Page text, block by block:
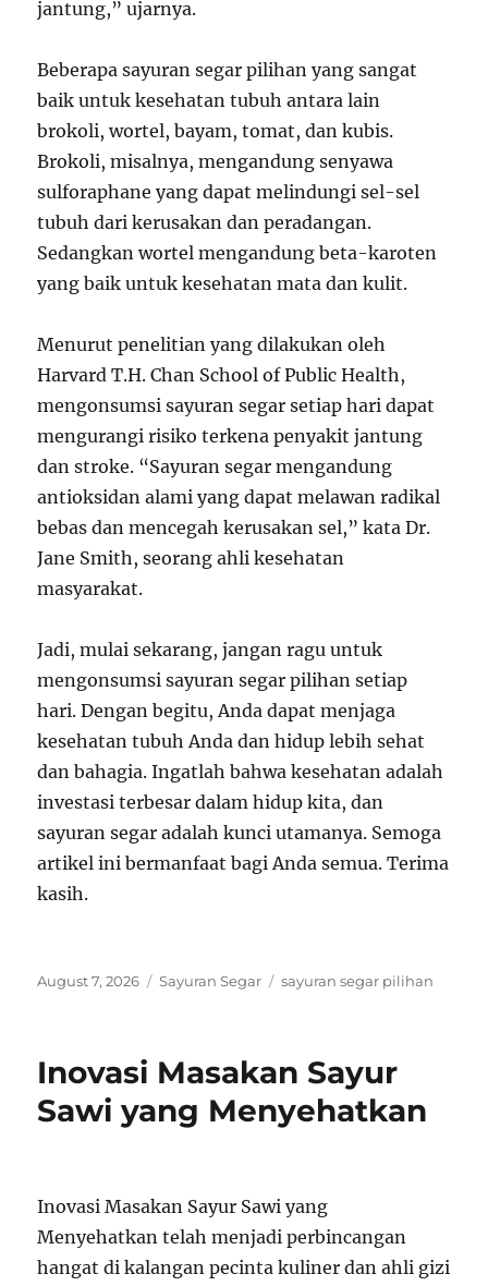
jantung,” ujarnya.
Beberapa sayuran segar pilihan yang sangat
baik untuk kesehatan tubuh antara lain
brokoli, wortel, bayam, tomat, dan kubis.
Brokoli, misalnya, mengandung senyawa
sulforaphane yang dapat melindungi sel-sel
tubuh dari kerusakan dan peradangan.
Sedangkan wortel mengandung beta-karoten
yang baik untuk kesehatan mata dan kulit.
Menurut penelitian yang dilakukan oleh
Harvard T.H. Chan School of Public Health,
mengonsumsi sayuran segar setiap hari dapat
mengurangi risiko terkena penyakit jantung
dan stroke. “Sayuran segar mengandung
antioksidan alami yang dapat melawan radikal
bebas dan mencegah kerusakan sel,” kata Dr.
Jane Smith, seorang ahli kesehatan
masyarakat.
Jadi, mulai sekarang, jangan ragu untuk
mengonsumsi sayuran segar pilihan setiap
hari. Dengan begitu, Anda dapat menjaga
kesehatan tubuh Anda dan hidup lebih sehat
dan bahagia. Ingatlah bahwa kesehatan adalah
investasi terbesar dalam hidup kita, dan
sayuran segar adalah kunci utamanya. Semoga
artikel ini bermanfaat bagi Anda semua. Terima
kasih.
Posted
August 7, 2026 Categories
Sayuran Segar Tags
sayuran segar pilihan
Inovasi Masakan Sayur
Sawi yang Menyehatkan
Inovasi Masakan Sayur Sawi yang
Menyehatkan telah menjadi perbincangan
hangat di kalangan pecinta kuliner dan ahli gizi